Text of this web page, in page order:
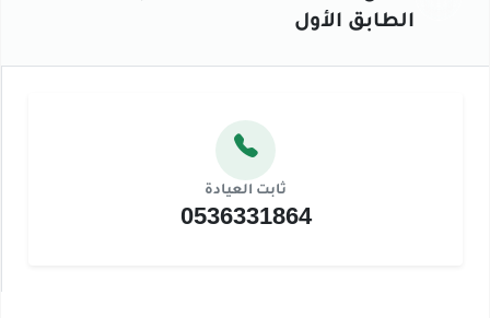
الطابق الأول
ثابت العيادة
0536331864